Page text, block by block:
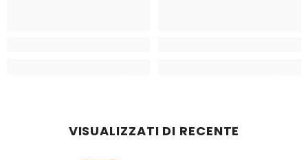
VISUALIZZATI DI RECENTE